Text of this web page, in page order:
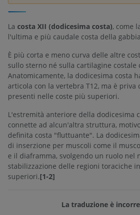
La costa XII (dodicesima costa), come
l'ultima e più caudale costa della
È più corta e meno curva delle altre
sullo sterno né sulla cartilagine costale
Anatomicamente, la dodicesima costa
articola con la vertebra T12, ma è priva
presenti nelle coste più superiori.
L'estremità anteriore della dodicesima
connette ad alcun'altra struttura,
definita costa "fluttuante". La
di inserzione per muscoli come il
e il diaframma, svolgendo un ruolo nel
stabilizzazione delle regioni toraciche
superiori.[1-2]
La traduzione è